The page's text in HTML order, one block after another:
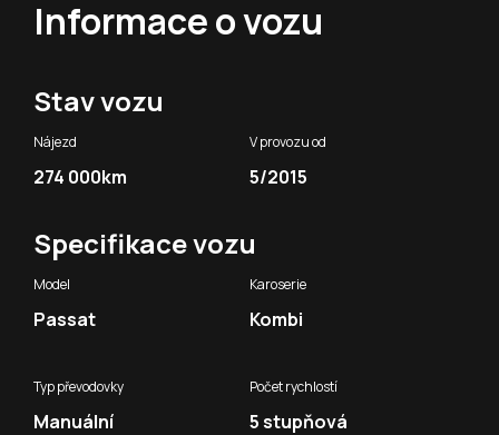
Informace o vozu
Stav vozu
Nájezd
274 000km
V provozu od
5/2015
Specifikace vozu
Model
Passat
Karoserie
Kombi
Typ převodovky
Manuální
Počet rychlostí
5 stupňová